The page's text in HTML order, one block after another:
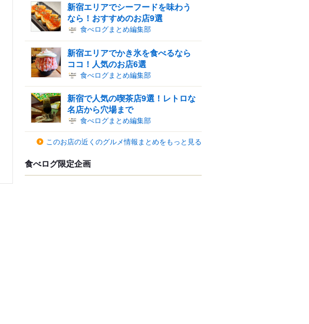
新宿エリアでシーフードを味わう
なら！おすすめのお店9選
食べログまとめ編集部
新宿エリアでかき氷を食べるなら
ココ！人気のお店6選
食べログまとめ編集部
新宿で人気の喫茶店9選！レトロな
名店から穴場まで
食べログまとめ編集部
このお店の近くのグルメ情報まとめをもっと見る
食べログ限定企画